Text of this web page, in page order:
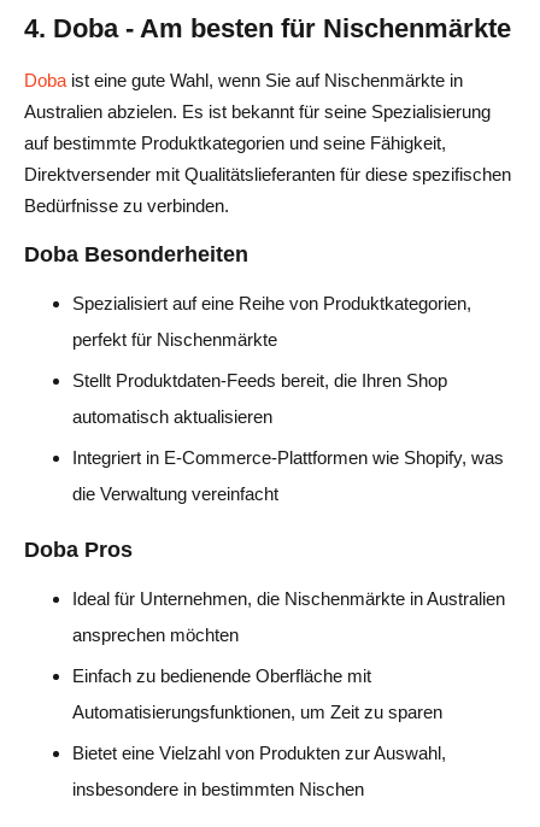
4. Doba - Am besten für Nischenmärkte
Doba ist eine gute Wahl, wenn Sie auf Nischenmärkte in
Australien abzielen. Es ist bekannt für seine Spezialisierung
auf bestimmte Produktkategorien und seine Fähigkeit,
Direktversender mit Qualitätslieferanten für diese spezifischen
Bedürfnisse zu verbinden.
Doba Besonderheiten
Spezialisiert auf eine Reihe von Produktkategorien,
perfekt für Nischenmärkte
Stellt Produktdaten-Feeds bereit, die Ihren Shop
automatisch aktualisieren
Integriert in E-Commerce-Plattformen wie Shopify, was
die Verwaltung vereinfacht
Doba Pros
Ideal für Unternehmen, die Nischenmärkte in Australien
ansprechen möchten
Einfach zu bedienende Oberfläche mit
Automatisierungsfunktionen, um Zeit zu sparen
Bietet eine Vielzahl von Produkten zur Auswahl,
insbesondere in bestimmten Nischen